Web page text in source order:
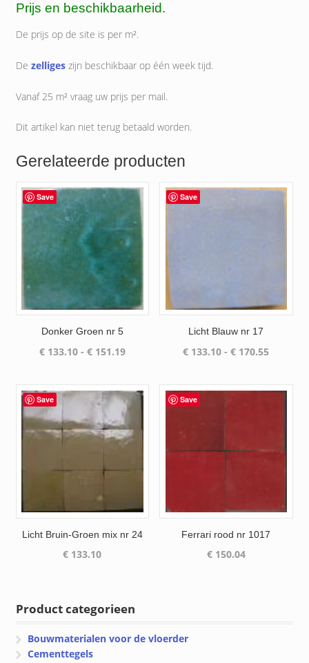
Prijs en beschikbaarheid.
De prijs op de site is per m².
De zelligeszijn beschikbaar op één week tijd.
Vanaf 25 m² vraag uw prijs per mail.
Dit artikel kan niet terug betaald worden.
Gerelateerde producten
Save
Donker Groen nr 5
€133.10 - €151.19Prijsklasse:
€ 151.19
Save
Licht Blauw nr 17
€ 133.10 - € 170.55
€ 170.55
Save
Licht Bruin-Groen mix nr 24
€ 133.10
Save
Ferrari rood nr 1017
€150.04
Product categorieen
Bouwmaterialen voor de vloerder
Cementtegels